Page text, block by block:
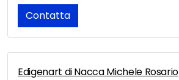
Contatta
Edigenart di Nacca Michele Rosario